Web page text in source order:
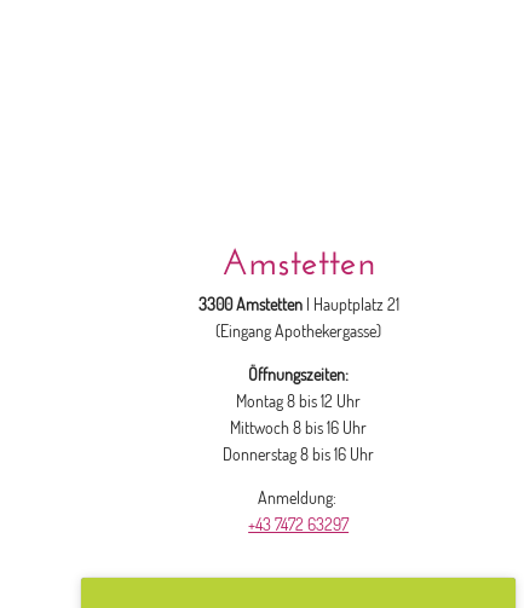
Amstetten
3300 Amstetten | Hauptplatz 21
(Eingang Apothekergasse)
Öffnungszeiten:
Montag 8 bis 12 Uhr
Mittwoch 8 bis 16 Uhr
Donnerstag 8 bis 16 Uhr
Anmeldung:
+43 7472 63297